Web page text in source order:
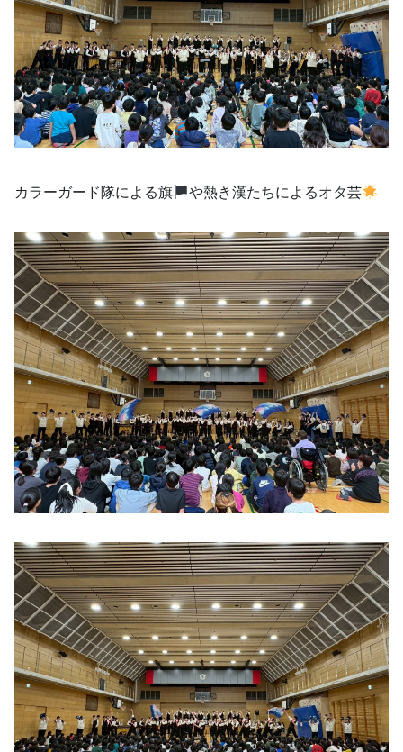
カラーガード隊による旗 や熱き漢たちによるオタ芸